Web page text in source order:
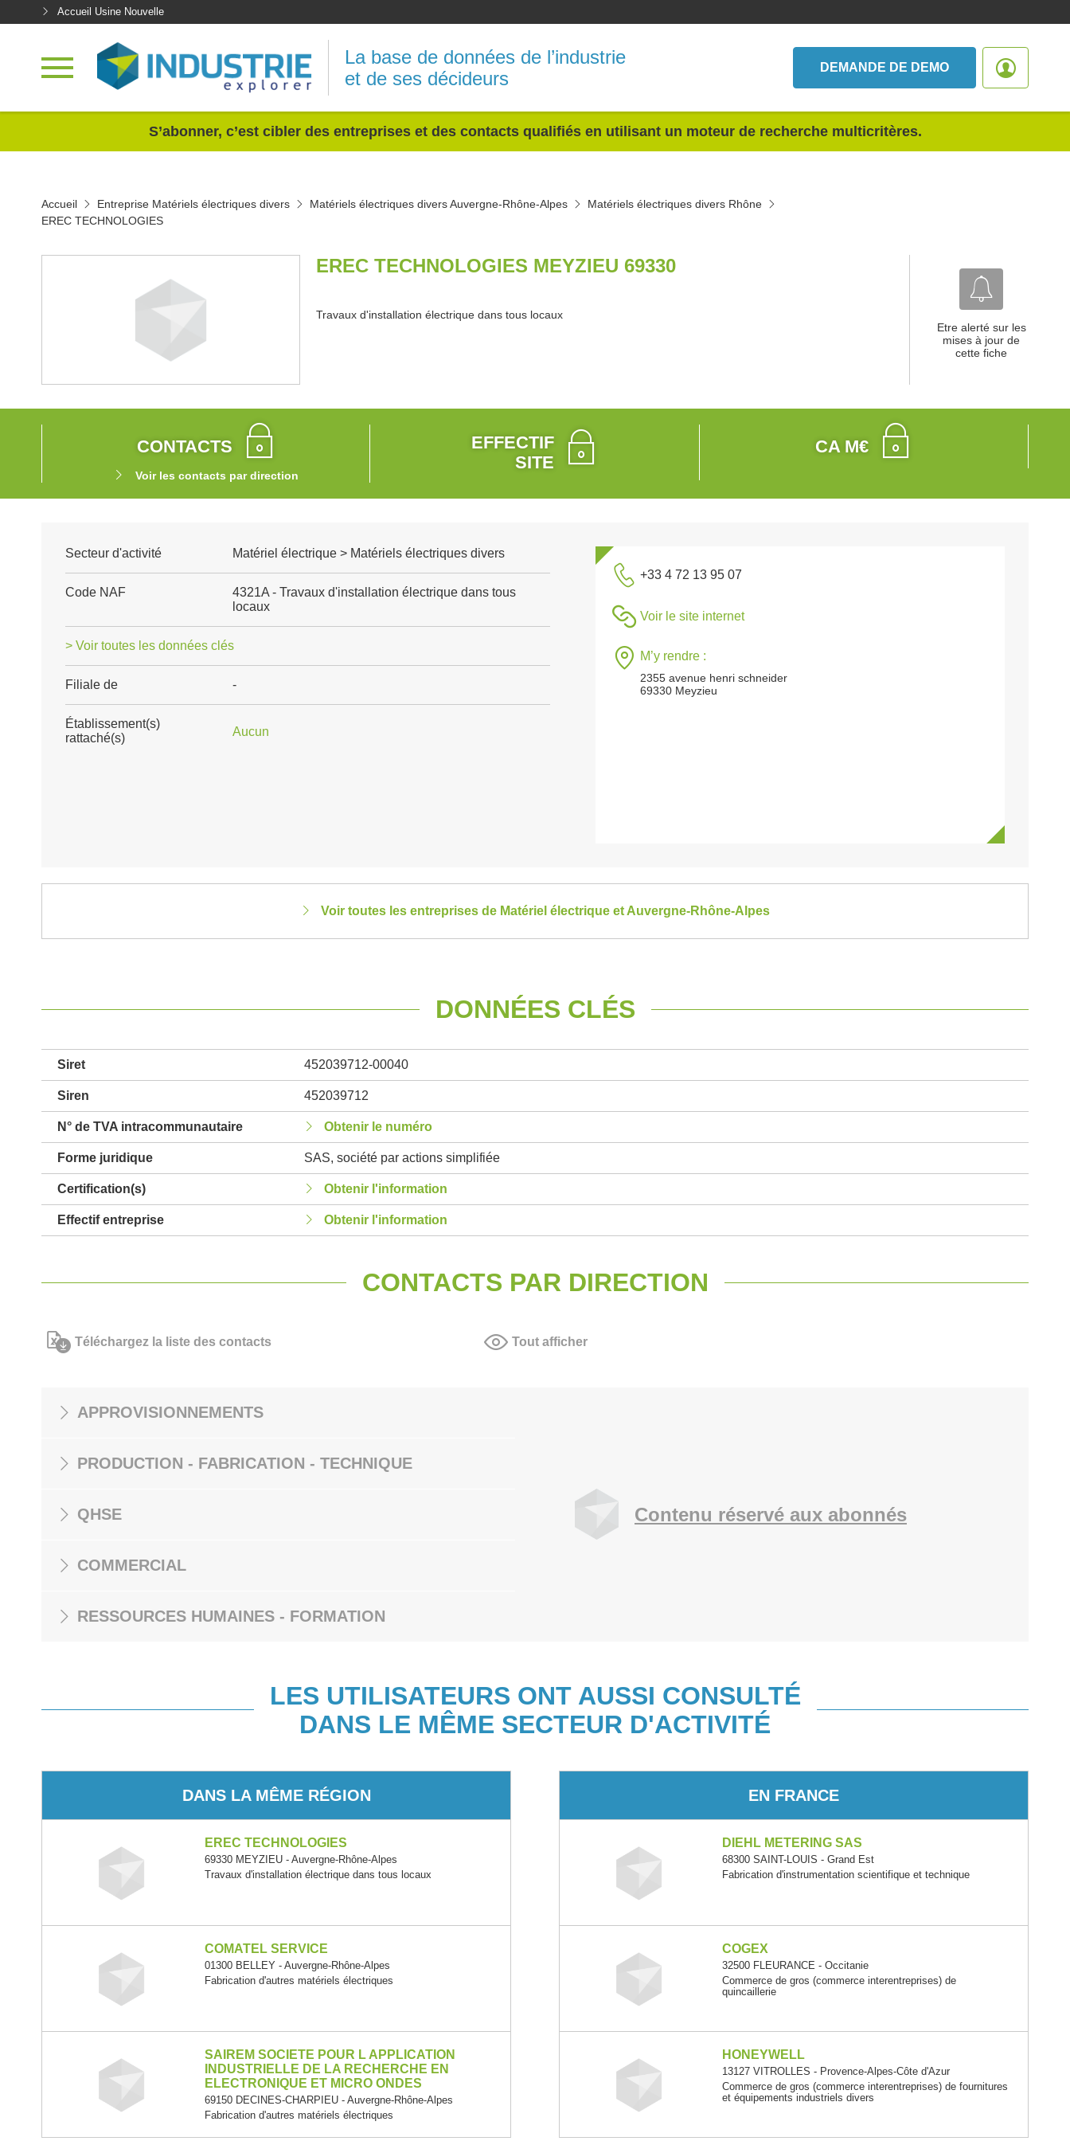
Accueil Usine Nouvelle
La base de données de l’industrie
et de ses décideurs
DEMANDE DE DEMO
S’abonner, c’est cibler des entreprises et des contacts qualifiés en utilisant un moteur de recherche multicritères.
Accueil Entreprise Matériels électriques divers Matériels électriques divers Auvergne-Rhône-Alpes
Matériels électriques divers Rhône
EREC TECHNOLOGIES
EREC TECHNOLOGIES MEYZIEU 69330
Travaux d'installation électrique dans tous locaux
Etre alerté sur les
mises à jour de
cette fiche
CONTACTS
Voir les contacts par direction
EFFECTIF
SITE
CA M€
Secteur d'activité Matériel électrique > Matériels électriques divers
Code NAF
4321A - Travaux d'installation électrique dans tous
locaux
> Voir toutes les données clés
Filiale de -
Établissement(s)
rattaché(s)
Aucun
+33 4 72 13 95 07
Voir le site internet
M’y rendre :
2355 avenue henri schneider
69330 Meyzieu
Voir toutes les entreprises de Matériel électrique et Auvergne-Rhône-Alpes
DONNÉES CLÉS
Siret 452039712-00040
Siren 452039712
N° de TVA intracommunautaire Obtenir le numéro
Forme juridique SAS, société par actions simplifiée
Certification(s) Obtenir l'information
Effectif entreprise Obtenir l'information
CONTACTS PAR DIRECTION
Téléchargez la liste des contacts Tout afficher
APPROVISIONNEMENTS
PRODUCTION - FABRICATION - TECHNIQUE
QHSE
COMMERCIAL
RESSOURCES HUMAINES - FORMATION
Contenu réservé aux abonnés
LES UTILISATEURS ONT AUSSI CONSULTÉ
DANS LE MÊME SECTEUR D'ACTIVITÉ
DANS LA MÊME RÉGION
EREC TECHNOLOGIES
69330 MEYZIEU - Auvergne-Rhône-Alpes
Travaux d'installation électrique dans tous locaux
COMATEL SERVICE
01300 BELLEY - Auvergne-Rhône-Alpes
Fabrication d'autres matériels électriques
SAIREM SOCIETE POUR L APPLICATION
INDUSTRIELLE DE LA RECHERCHE EN
ELECTRONIQUE ET MICRO ONDES
69150 DECINES-CHARPIEU - Auvergne-Rhône-Alpes
Fabrication d'autres matériels électriques
EN FRANCE
DIEHL METERING SAS
68300 SAINT-LOUIS - Grand Est
Fabrication d'instrumentation scientifique et technique
COGEX
32500 FLEURANCE - Occitanie
Commerce de gros (commerce interentreprises) de
quincaillerie
HONEYWELL
13127 VITROLLES - Provence-Alpes-Côte d'Azur
Commerce de gros (commerce interentreprises) de fournitures
et équipements industriels divers